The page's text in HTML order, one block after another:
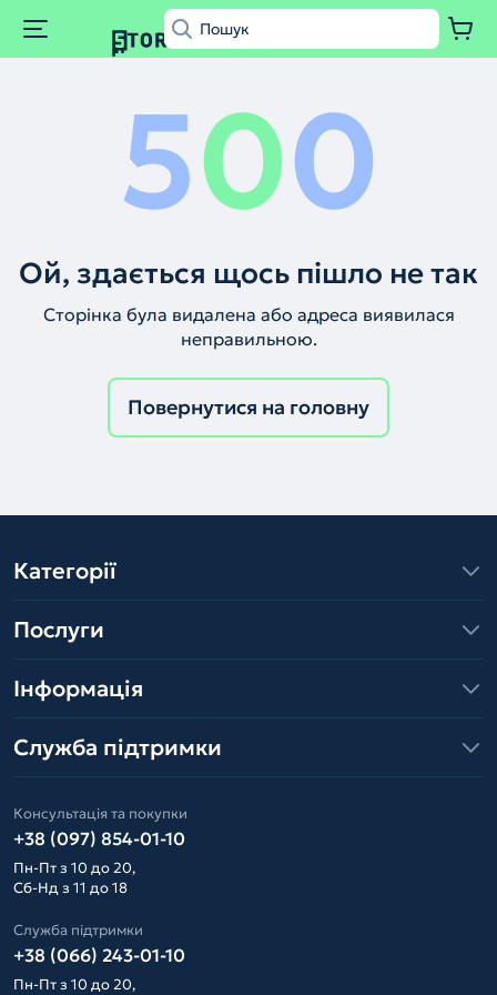
500
Ой, здається щось пішло не так
Сторінка була видалена або адреса виявилася
неправильною.
Повернутися на головну
Категорії
Послуги
Інформація
Служба підтримки
Консультація та покупки
+38 (097) 854-01-10
Пн-Пт з 10 до 20,
Сб-Нд з 11 до 18
Служба підтримки
+38 (066) 243-01-10
Пн-Пт з 10 до 20,